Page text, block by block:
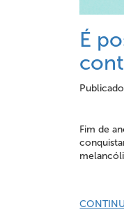
É
Fim de